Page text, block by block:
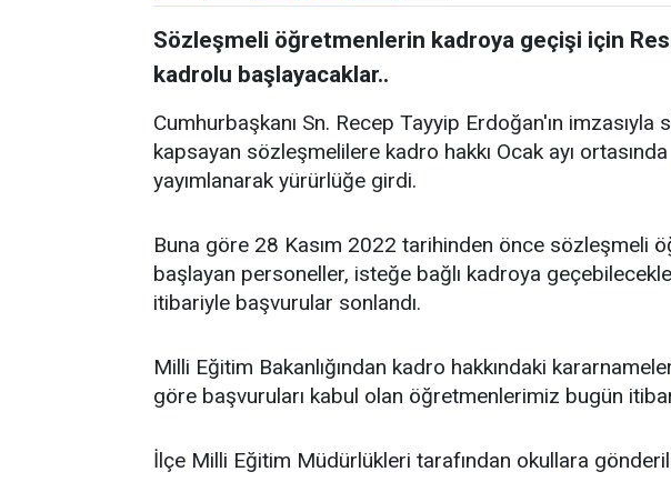
Sözleşmeli öğretmenlerin kadroya geçişi için
kadrolu başlayacaklar..
Cumhurbaşkanı Sn. Recep Tayyip Erdoğan'ın
kapsayan sözleşmelilere kadro hakkı Ocak ayı
yayımlanarak yürürlüğe girdi.
Buna göre 28 Kasım 2022 tarihinden önce sözleşmeli
başlayan personeller, isteğe bağlı kadroya
itibariyle başvurular sonlandı.
Milli Eğitim Bakanlığından kadro hakkındaki
göre başvuruları kabul olan öğretmenlerimiz bugün
İlçe Milli Eğitim Müdürlükleri tarafından okullara